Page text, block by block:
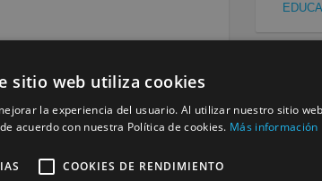
Siguiente »
sitio web utiliza cookies
la experiencia del usuario. Al utilizar nuestro sitio
acuerdo con nuestra Política de cookies. Más información
COOKIES DE RENDIMIENTO